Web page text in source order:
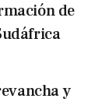
de
y